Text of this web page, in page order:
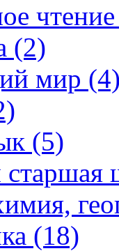
(2)
мир
(5)
(18)